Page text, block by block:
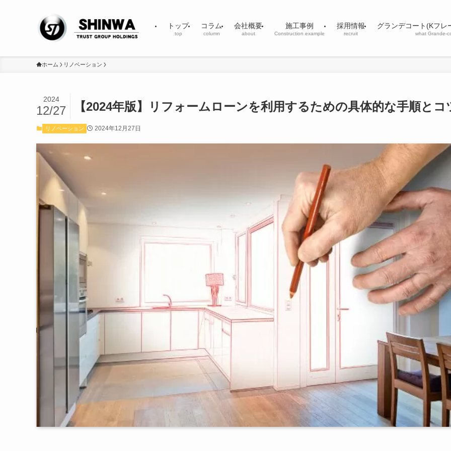
トップ
top
コラム
column
会社概要
about
施工事例
Construction example
採用情報
recruit
グランデコート(Kフレ
what Grande-
ホーム リノベーション
【2024年版】リフォームローンを利用するための具体的な手順とコ
2024
12/27
リノベーション 2024年12月27日